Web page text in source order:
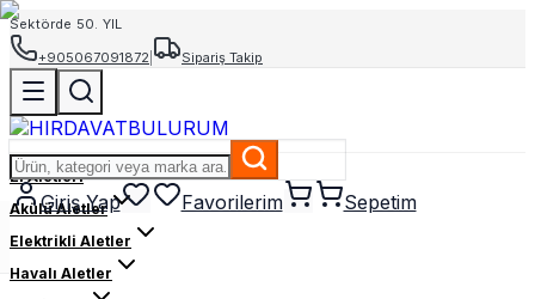
Sektörde 50. YIL
+905067091872
Sipariş Takip
Giriş Yap Favorilerim Sepetim
El Aletleri
Akülü Aletler
Elektrikli Aletler
Havalı Aletler